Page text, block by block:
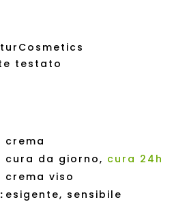
testato
crema
cura da giorno, cura 24h
crema viso
esigente, sensibile